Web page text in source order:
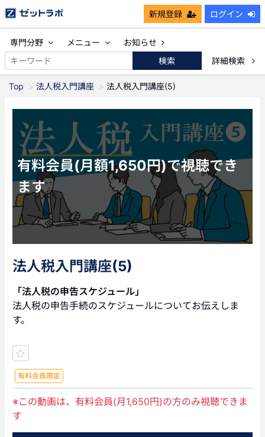
新規登録 ログイン
専門分野 メニュー
お知らせ
検索
詳細検索
Top 法人税入門講座 法人税入門講座(5)
有料会員(月額1,650円)で視聴でき
ます
法人税入門講座(5)
「法人税の申告スケジュール」
法人税の申告手続のスケジュールについてお伝えしま
す。
有料会員限定
※この動画は、有料会員(月1,650円)の方のみ視聴できま
す